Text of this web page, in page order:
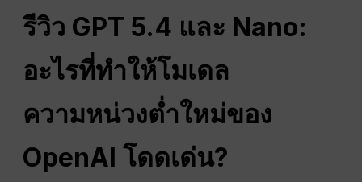
รีวิว GPT 5.4 และ Nano:
อะไรที่ทำให้โมเดล
ความหน่วงต่ำใหม่ของ
OpenAI โดดเด่น?